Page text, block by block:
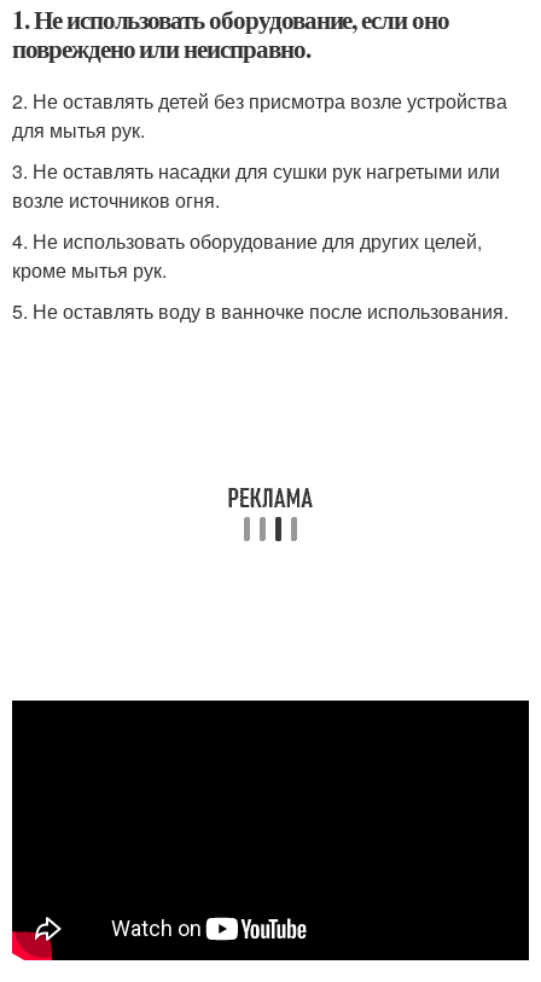
1. Не использовать оборудование, если оно
повреждено или неисправно.
2. Не оставлять детей без присмотра возле устройства
для мытья рук.
3. Не оставлять насадки для сушки рук нагретыми или
возле источников огня.
4. Не использовать оборудование для других целей,
кроме мытья рук.
5. Не оставлять воду в ванночке после использования.